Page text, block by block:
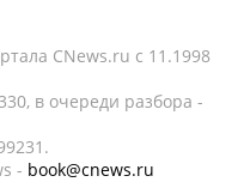
CNews.ru c 11.1998
в очереди разбора -
- book@cnews.ru